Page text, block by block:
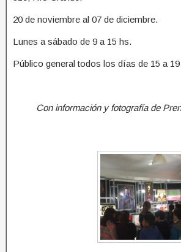
20 de noviembre al 07 de diciembre.
Lunes a sábado de 9 a 15 hs.
Público general todos los días de 15 a
Con información y fotografía de